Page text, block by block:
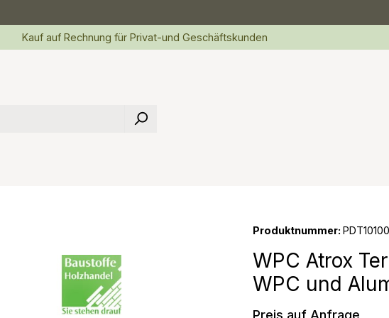
Kauf auf Rechnung für Privat-und Geschäftskunden
Produktnummer: PDT10100
WPC Atrox
WPC und
Preis auf Anfrage